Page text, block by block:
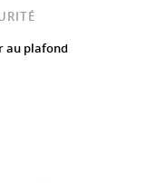
au plafond